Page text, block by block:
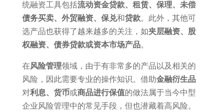
统融资工具包括流动资金贷款、租赁、保理、未偿
债务买卖、外贸融资、保兑和贷款。此外，其他可
选产品也获得了越来越多的关注，如夹层融资、股
权融资、债券贷款或资本市场产品。
在风险管理领域，由于有非常多的产品以及相关的
风险，因此需要专业的操作知识。借助金融衍生品
对利息、货币或商品进行保值的做法属于当今中型
企业风险管理中的常见手段，但也潜藏着高风险。